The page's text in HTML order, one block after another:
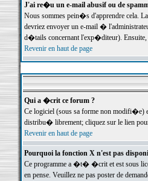
J'ai re�u un e-mail abusif ou de
Nous sommes pein�s d'apprendre cela.
devriez envoyer un e-mail �
d�tails concernant l'exp�diteur). Ensuite,
Revenir en haut de page
Qui a �crit ce forum ?
Ce logiciel (sous sa forme non modifi�e)
distribu� librement; cliquez sur le lien
Revenir en haut de page
Pourquoi la fonction X n'est pas
Ce programme a �t� �crit et est sous
en pense. Veuillez ne pas poster de